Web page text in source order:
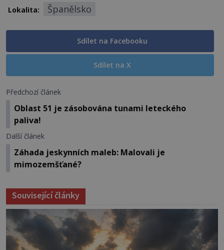
Lokalita: Španělsko
Sdílet na Facebooku
Sdílet na X
Předchozí článek
Oblast 51 je zásobována tunami leteckého
paliva!
Další článek
Záhada jeskynních maleb: Malovali je
mimozemšťané?
Související články